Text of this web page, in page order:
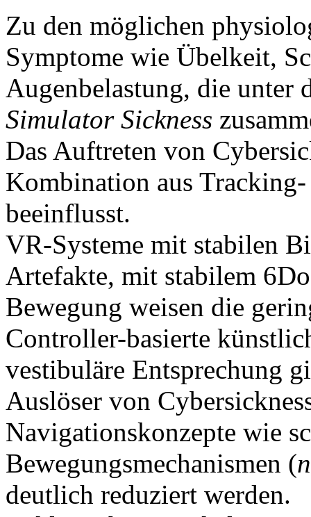
Zu den möglichen
Symptome wie Übelkeit,
Augenbelastung, die unter
Simulator Sickness
Das Auftreten von
Kombination aus
beeinflusst.
VR-Systeme mit stabilen
Artefakte, mit stabilem
Bewegung weisen die
Controller-basierte
vestibuläre Entsprechung
Auslöser von
Navigationskonzepte wie
Bewegungsmechanismen (
deutlich reduziert werden.